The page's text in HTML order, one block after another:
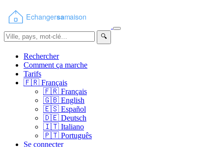
🔍
Rechercher
Comment ça marche
Tarifs
🇫🇷 Français
🇫🇷 Français
🇬🇧 English
🇪🇸 Español
🇩🇪 Deutsch
🇮🇹 Italiano
🇵🇹 Português
Se connecter